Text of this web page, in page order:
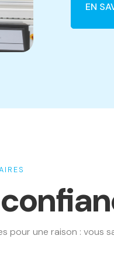
EN
pour une raison : vous